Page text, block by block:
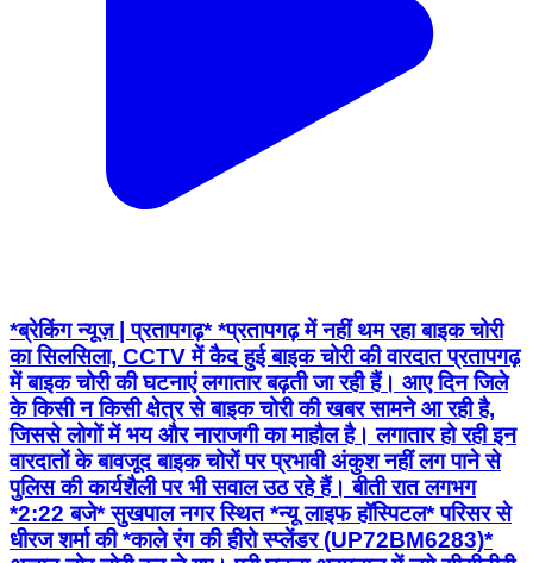
*ब्रेकिंग न्यूज़ | प्रतापगढ़* *प्रतापगढ़ में नहीं थम रहा बाइक चोरी
का सिलसिला, CCTV में कैद हुई बाइक चोरी की वारदात प्रतापगढ़
में बाइक चोरी की घटनाएं लगातार बढ़ती जा रही हैं। आए दिन जिले
के किसी न किसी क्षेत्र से बाइक चोरी की खबर सामने आ रही है,
जिससे लोगों में भय और नाराजगी का माहौल है। लगातार हो रही इन
वारदातों के बावजूद बाइक चोरों पर प्रभावी अंकुश नहीं लग पाने से
पुलिस की कार्यशैली पर भी सवाल उठ रहे हैं। बीती रात लगभग
*2:22 बजे* सुखपाल नगर स्थित *न्यू लाइफ हॉस्पिटल* परिसर से
धीरज शर्मा की *काले रंग की हीरो स्प्लेंडर (UP72BM6283)*